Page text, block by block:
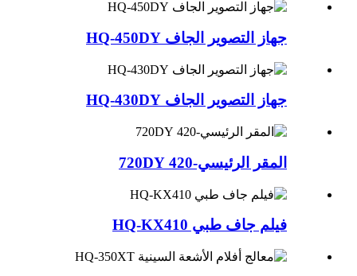
جهاز التصوير الجاف HQ-450DY
جهاز التصوير الجاف HQ-430DY
المقر الرئيسي-420 720DY
فيلم جاف طبي HQ-KX410